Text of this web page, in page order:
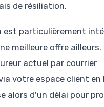
de résiliation.
est particulièrement
meilleure offre
actuel par courrier
votre espace client en
alors d'un délai pour